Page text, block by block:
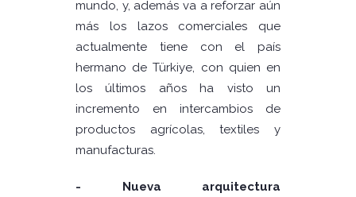
mundo, y, además va a reforzar aún
más los lazos comerciales que
actualmente tiene con el país
hermano de Türkiye, con quien en
los últimos años ha visto un
incremento en intercambios de
productos agrícolas, textiles y
manufacturas.
- Nueva arquitectura